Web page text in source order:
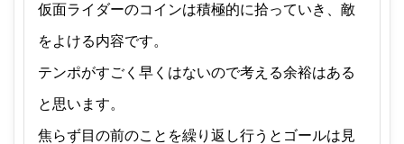
仮面ライダーのコインは積極的に拾っていき、敵
をよける内容です。
テンポがすごく早くはないので考える余裕はある
と思います。
焦らず目の前のことを繰り返し行うとゴールは見